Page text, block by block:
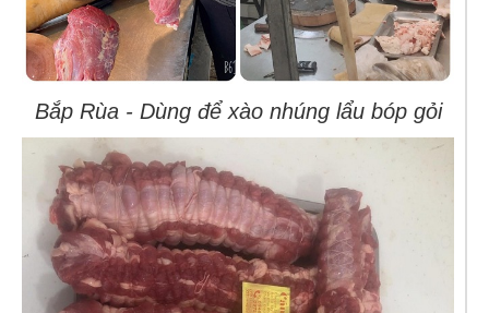
Bắp Rùa - Dùng để xào nhúng lẩu bóp gỏi